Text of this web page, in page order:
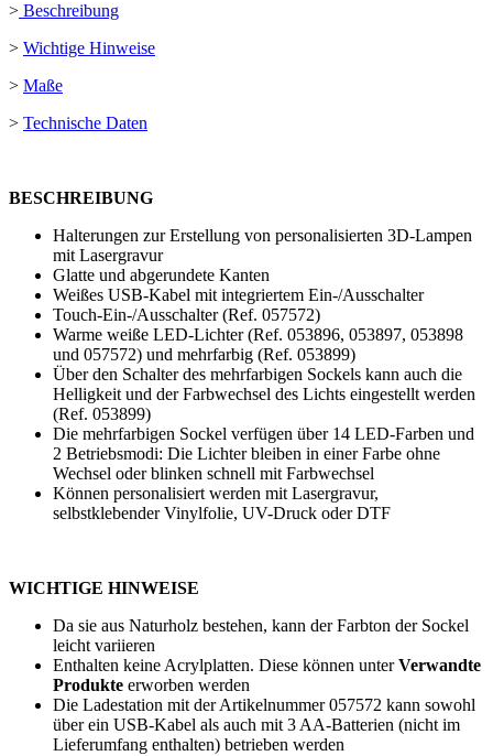
> Beschreibung
> Wichtige Hinweise
> Maße
> Technische Daten
BESCHREIBUNG
Halterungen zur Erstellung von personalisierten 3D-Lampen
mit Lasergravur
Glatte und abgerundete Kanten
Weißes USB-Kabel mit integriertem Ein-/Ausschalter
Touch-Ein-/Ausschalter (Ref. 057572)
Warme weiße LED-Lichter (Ref. 053896, 053897, 053898
und 057572) und mehrfarbig (Ref. 053899)
Über den Schalter des mehrfarbigen Sockels kann auch die
Helligkeit und der Farbwechsel des Lichts eingestellt werden
(Ref. 053899)
Die mehrfarbigen Sockel verfügen über 14 LED-Farben und
2 Betriebsmodi: Die Lichter bleiben in einer Farbe ohne
Wechsel oder blinken schnell mit Farbwechsel
Können personalisiert werden mitLasergravur,
selbstklebender Vinylfolie, UV-Druck oderDTF
WICHTIGE HINWEISE
Da sie aus Naturholz bestehen, kann der Farbton der Sockel
leicht variieren
Enthalten keine Acrylplatten. Diese können unterVerwandte
Produkte erworben werden
Die Ladestation mit der Artikelnummer 057572 kann sowohl
über ein USB-Kabel als auch mit 3 AA-Batterien (nicht im
Lieferumfang enthalten) betrieben werden